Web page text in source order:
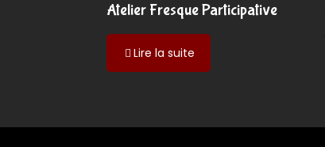
Atelier Fresque Participative
Lire la suite
Atelier